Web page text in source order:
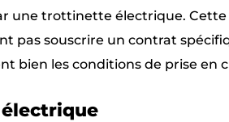
une trottinette électrique.
pas souscrire un contrat
bien les conditions de prise en